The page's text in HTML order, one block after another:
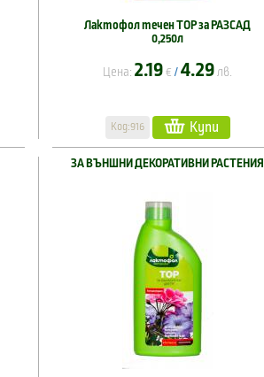
Лактофол течен ТОР за РАЗСАД
0,250л
Цена: 2.19 € /4.29 лв.
Код:916 Купи
ЗА ВЪНШНИ ДЕКОРАТИВНИ РАСТЕНИЯ